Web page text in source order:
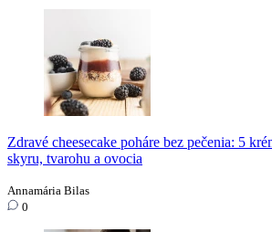
Zdravé cheesecake poháre bez pečenia: 5
skyru, tvarohu a ovocia
Annamária Bilas
0